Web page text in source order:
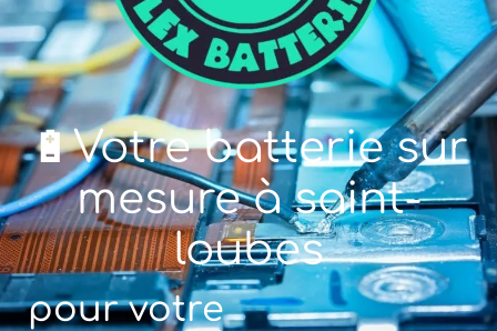
🔋Votre batterie sur
mesure à saint-
loubes